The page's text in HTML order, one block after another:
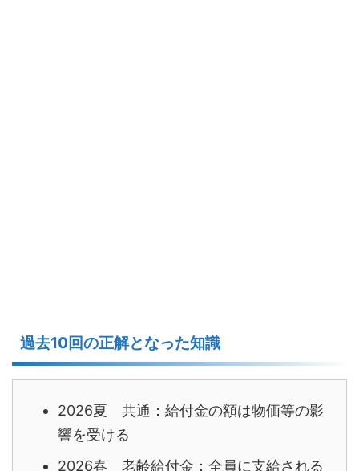
過去10回の正解となった知識
2026夏 共通：給付金の額は物価等の影
響を受ける
2026春 老齢給付金：全員に支給される